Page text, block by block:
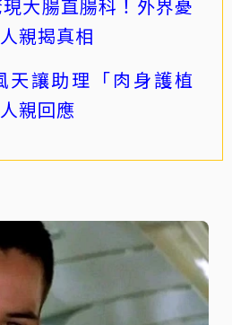
大腸直腸科！外界憂
親揭真相
天讓助理「肉身護植
親回應